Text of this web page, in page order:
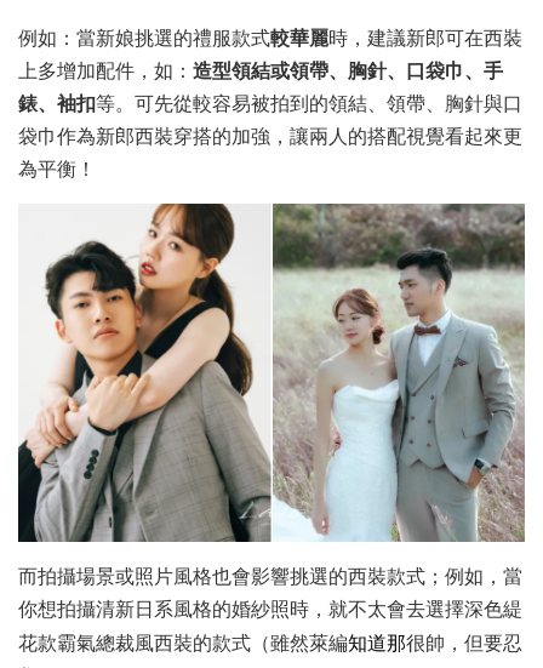
例如：當新娘挑選的禮服款式較華麗時，建議新郎可在西裝
上多增加配件，如： 造型領結或領帶、胸針、口袋巾、手
錶、袖扣等。可先從較容易被拍到的領結、領帶、胸針與口
袋巾作為新郎西裝穿搭的加強，讓兩人的搭配視覺看起來更
為平衡！
而拍攝場景或照片風格也會影響挑選的西裝款式；例如，當
你想拍攝清新日系風格的婚紗照時，就不太會去選擇深色緹
花款霸氣總裁風西裝的款式（雖然萊編知道那很帥，但要忍